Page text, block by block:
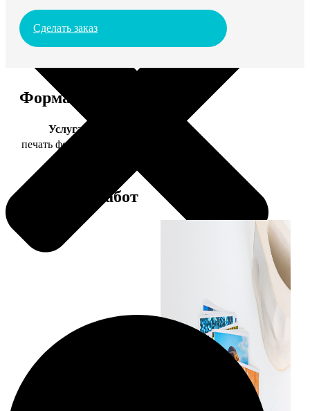
Сделать заказ
Форматы и цены
Услуга
печать фото 30х30
Примеры работ